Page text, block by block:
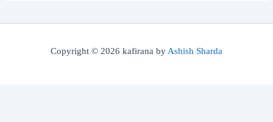
Copyright © 2026 kafirana by Ashish Sharda